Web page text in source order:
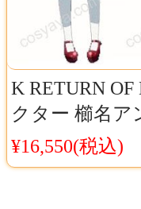
K RETURN OF
クター 櫛名ア
んな) 仮装変装
装
¥16,550(税込)